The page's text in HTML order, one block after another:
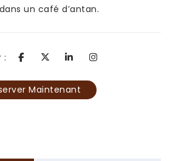
un café d’antan.
:
Maintenant